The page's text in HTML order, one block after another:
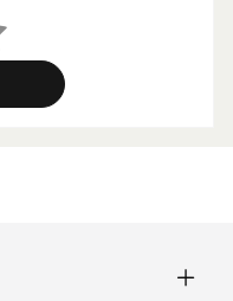
ein Mindestabstand
eingehalten
gewährleisten. So
mit B 185 × T